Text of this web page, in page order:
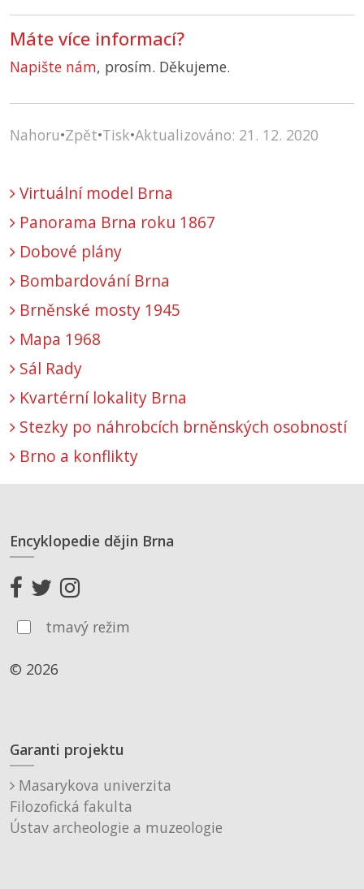
Máte více informací?
Napište nám, prosím. Děkujeme.
Nahoru•Zpět•Tisk•Aktualizováno: 21. 12. 2020
Virtuální model Brna
Panorama Brna roku 1867
Dobové plány
Bombardování Brna
Brněnské mosty 1945
Mapa 1968
Sál Rady
Kvartérní lokality Brna
Stezky po náhrobcích brněnských osobností
Brno a konflikty
Encyklopedie dějin Brna
tmavý režim
© 2026
Garanti projektu
Masarykova univerzita
Filozofická fakulta
Ústav archeologie a muzeologie